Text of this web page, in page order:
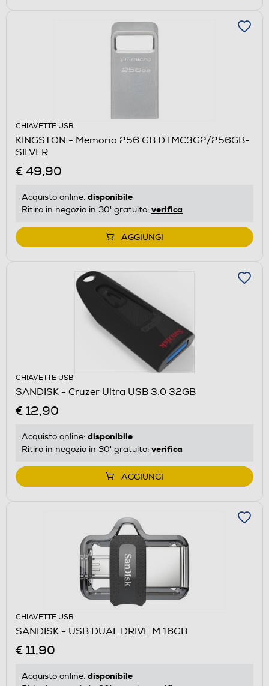
CHIAVETTE USB
KINGSTON - Memoria 256 GB DTMC3G2/256GB-
SILVER
€ 49,90
Acquisto online: disponibile
Ritiro in negozio in 30' gratuito: verifica
AGGIUNGI
CHIAVETTE USB
SANDISK - Cruzer Ultra USB 3.0 32GB
€ 12,90
Acquisto online: disponibile
Ritiro in negozio in 30' gratuito: verifica
AGGIUNGI
CHIAVETTE USB
SANDISK - USB DUAL DRIVE M 16GB
€ 11,90
Acquisto online: disponibile